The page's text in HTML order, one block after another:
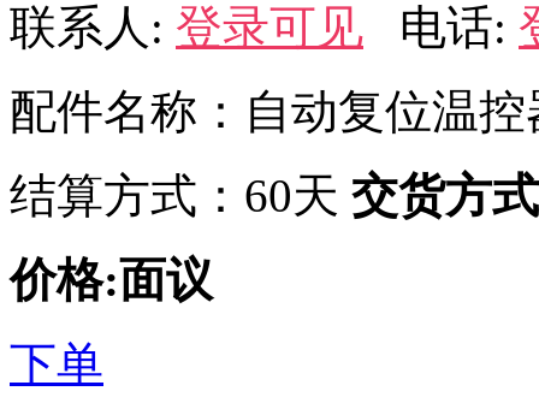
联系人: 登录可见 电话:
配件名称：自动复位温控
结算方式：60天 交货方
价格:面议
下单